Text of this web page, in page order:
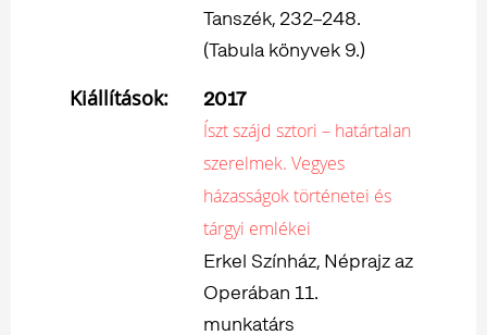
Tanszék, 232–248.
(Tabula könyvek 9.)
Kiállítások: 2017
Íszt szájd sztori – határtalan
szerelmek. Vegyes
házasságok történetei és
tárgyi emlékei
Erkel Színház, Néprajz az
Operában 11.
munkatárs